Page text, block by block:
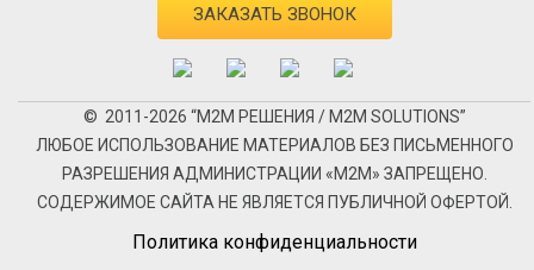
ЗАКАЗАТЬ ЗВОНОК
© 2011-2026 “М2М РЕШЕНИЯ / M2M SOLUTIONS”
ЛЮБОЕ ИСПОЛЬЗОВАНИЕ МАТЕРИАЛОВ БЕЗ ПИСЬМЕННОГО
РАЗРЕШЕНИЯ АДМИНИСТРАЦИИ «М2М» ЗАПРЕЩЕНО.
СОДЕРЖИМОЕ САЙТА НЕ ЯВЛЯЕТСЯ ПУБЛИЧНОЙ ОФЕРТОЙ.
Политика конфиденциальности